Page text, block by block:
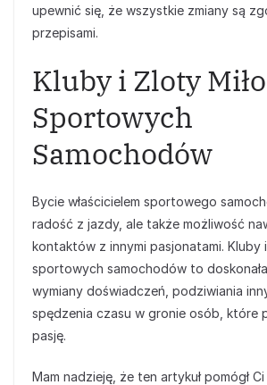
upewnić się, że wszystkie zmiany są
przepisami.
Kluby i Zloty
Sportowych
Samochodów
Bycie właścicielem sportowego
radość z jazdy, ale także możliwość
kontaktów z innymi pasjonatami. Kluby
sportowych samochodów to
wymiany doświadczeń, podziwiania
spędzenia czasu w gronie osób, które
pasję.
Mam nadzieję, że ten artykuł pomógł